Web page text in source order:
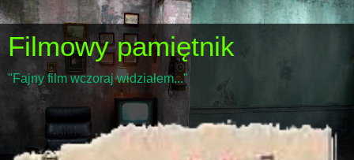
Filmowy pamiętnik
"Fajny film wczoraj widziałem..."